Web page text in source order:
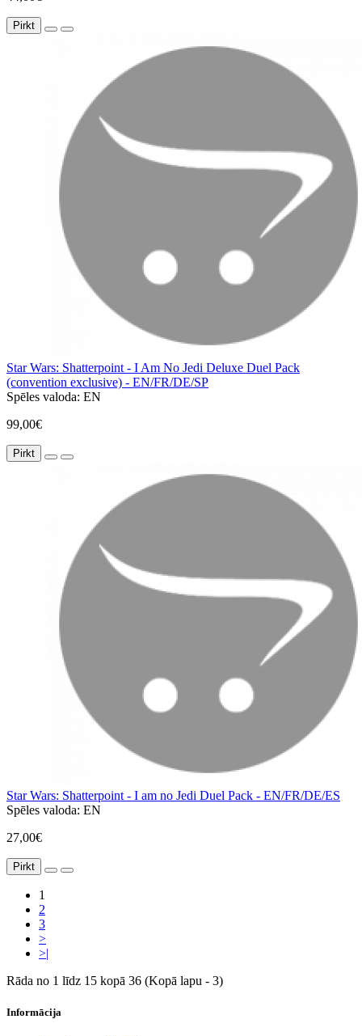
Pirkt
Star Wars: Shatterpoint - I Am No Jedi Deluxe Duel Pack
(convention exclusive) - EN/FR/DE/SP
Spēles valoda: EN
99,00€
Pirkt
Star Wars: Shatterpoint - I am no Jedi Duel Pack - EN/FR/DE/ES
Spēles valoda: EN
27,00€
Pirkt
1
2
3
>
>|
Rāda no 1 līdz 15 kopā 36 (Kopā lapu - 3)
Informācija